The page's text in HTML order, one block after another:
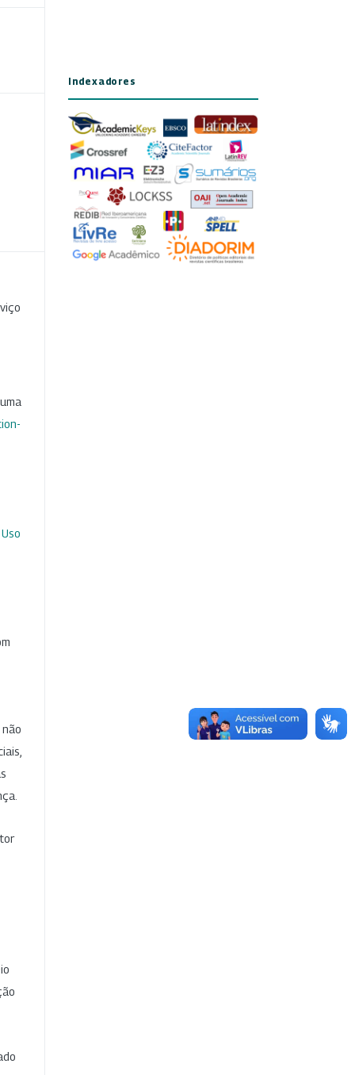
Indexadores